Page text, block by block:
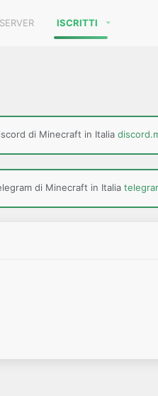
ISCRITTI
di Minecraft in Italia
di Minecraft in Italia